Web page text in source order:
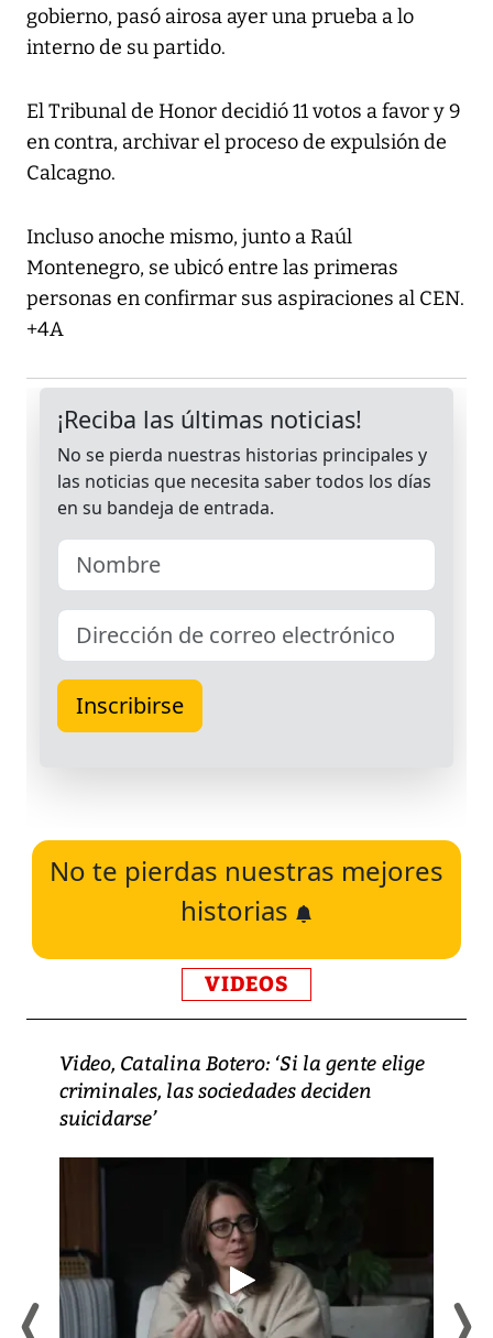
gobierno, pasó airosa ayer una prueba a lo
interno de su partido.
El Tribunal de Honor decidió 11 votos a favor y 9
en contra, archivar el proceso de expulsión de
Calcagno.
Incluso anoche mismo, junto a Raúl
Montenegro, se ubicó entre las primeras
personas en confirmar sus aspiraciones al CEN.
+4A
No te pierdas nuestras mejores
historias
VIDEOS
Video, Catalina Botero: ‘Si la gente elige
criminales, las sociedades deciden
suicidarse’